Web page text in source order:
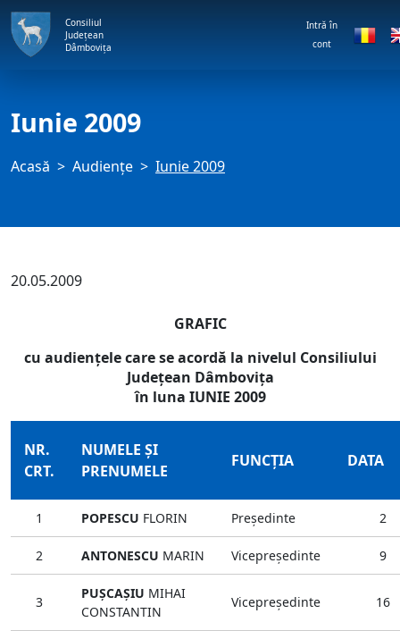
Consiliul
Județean
Dâmbovița
Intră în
cont
Iunie 2009
Acasă Audienţe Iunie 2009
20.05.2009
GRAFIC
cu audienţele care se acordă la nivelul Consiliului
Judeţean Dâmboviţa
în luna IUNIE 2009
NR.
CRT.
NUMELE ŞI
PRENUMELE
FUNCŢIA DATA
1 POPESCU FLORIN Preşedinte 2
2 ANTONESCU MARIN Vicepreşedinte 9
3
PUŞCAŞIU MIHAI
CONSTANTIN
Vicepreşedinte 16